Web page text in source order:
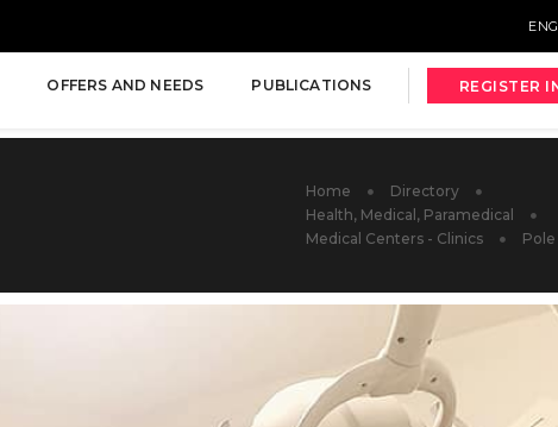
OFFERS AND NEEDS PUBLICATIONS REGISTER
Home
Directory
Health, Medical, Paramedical
Medical Centers - Clinics